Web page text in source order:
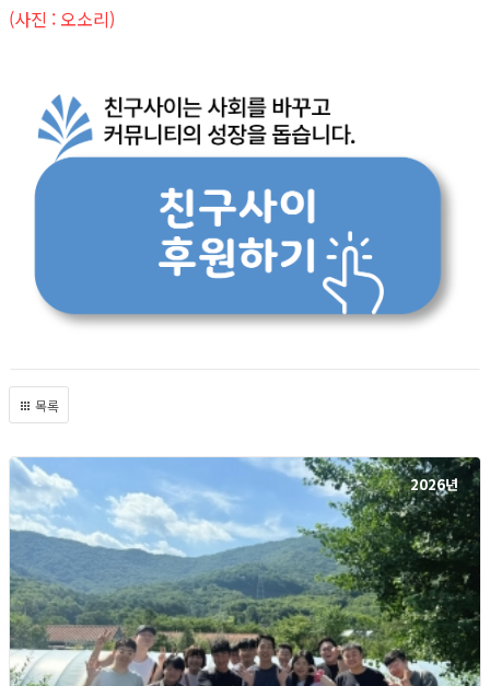
(사진 : 오소리)
목록
2026년